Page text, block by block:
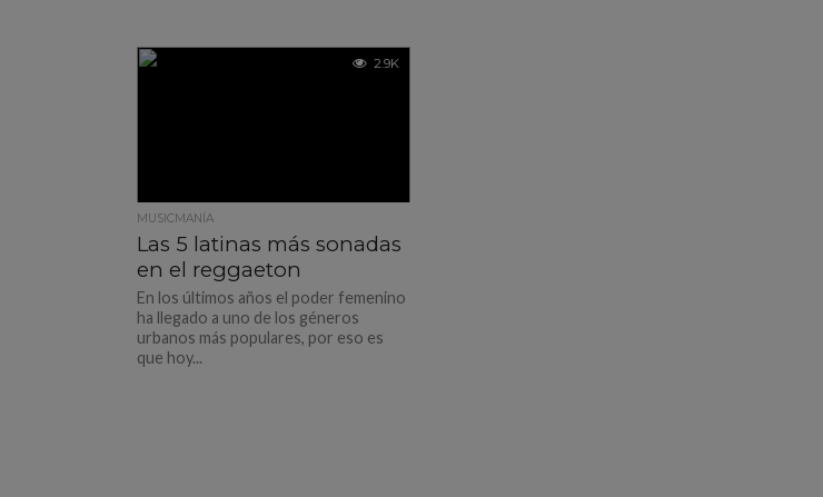
2.9K
MUSICMANÍA
Las 5 latinas más sonadas
en el reggaeton
En los últimos años el poder femenino
ha llegado a uno de los géneros
urbanos más populares, por eso es
que hoy...